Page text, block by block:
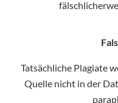
Tatsächliche Plagiate
Quelle nicht in der